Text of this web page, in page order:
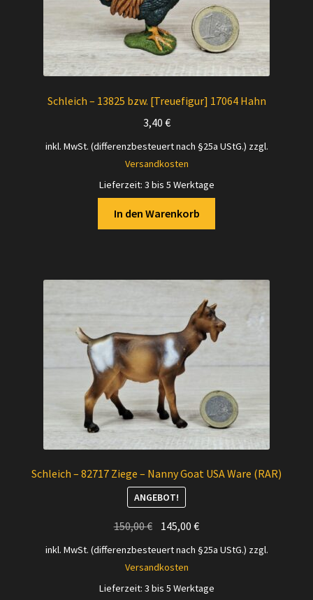
Schleich – 13825 bzw. [Treuefigur] 17064 Hahn
3,40 €
inkl. MwSt. (differenzbesteuert nach §25a UStG.) zzgl.
Versandkosten
Lieferzeit: 3 bis 5 Werktage
In den Warenkorb
Schleich – 82717 Ziege – Nanny Goat USA Ware (RAR)
ANGEBOT!
150,00€ Ursprünglicher
145,00€Aktueller
inkl. MwSt. (differenzbesteuert nach §25a UStG.) zzgl.
Versandkosten
Lieferzeit: 3 bis 5 Werktage